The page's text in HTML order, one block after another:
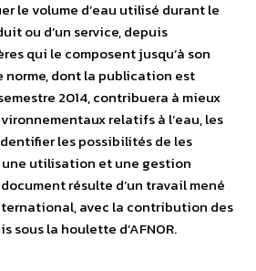
le volume d’eau utilisé durant le
ou d’un service, depuis
qui le composent jusqu’à son
dont la publication est
2014, contribuera à mieux
relatifs à l’eau, les
les possibilités de les
utilisation et une gestion
résulte d’un travail mené
avec la contribution des
sous la houlette d’AFNOR.